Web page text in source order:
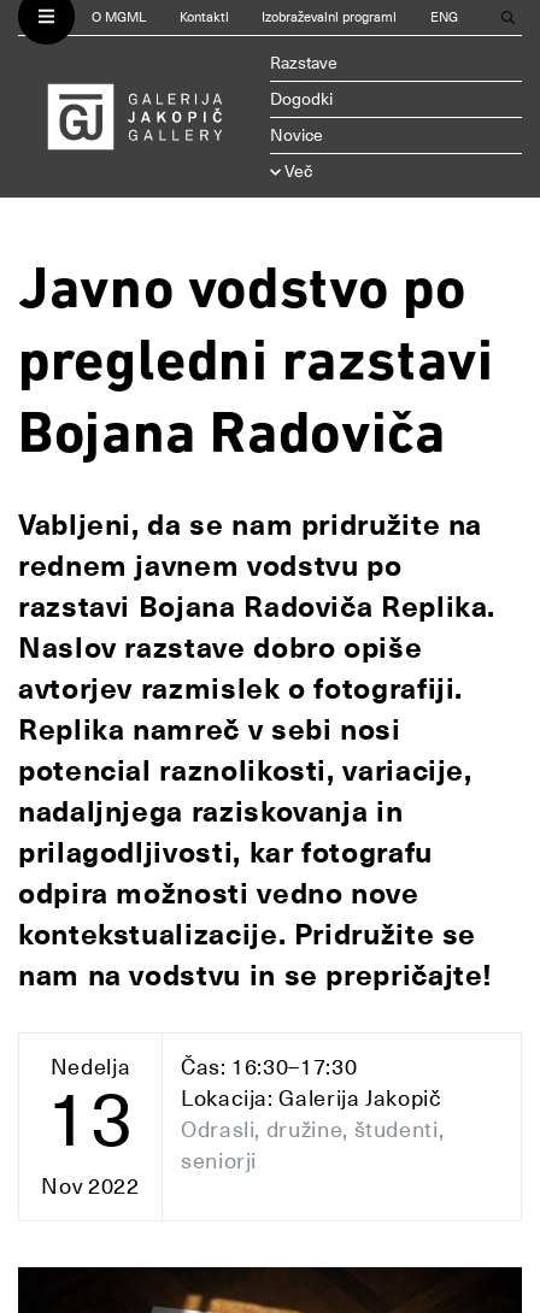
O MGML Kontakti Izobraževalni programi ENG
Razstave
Dogodki
Novice
Več
Javno vodstvo po
pregledni razstavi
Bojana Radoviča
Vabljeni, da se nam pridružite na
rednem javnem vodstvu po
razstavi Bojana Radoviča Replika.
Naslov razstavedobro opiše
avtorjev razmislek o fotografiji.
Replika namreč v sebi nosi
potencial raznolikosti, variacije,
nadaljnjega raziskovanja in
prilagodljivosti, kar fotografu
odpira možnosti vedno nove
kontekstualizacije. Pridružite se
nam na vodstvu in se prepričajte!
Nedelja
13
Nov 2022
Čas: 16:30–17:30
Lokacija: Galerija Jakopič
Odrasli, družine, študenti,
seniorji